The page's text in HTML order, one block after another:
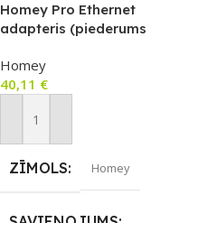
Homey Pro Ethernet
adapteris (piederums
Homey
40,11 €
Pievienot Grozam
ZĪMOLS Homey
SAVIENOJUMS